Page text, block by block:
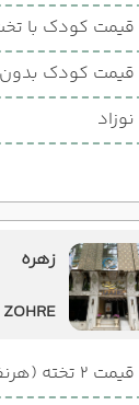
قیمت کودک با
قیمت کودک
نوزاد
زهره
ZOHRE
قیمت 2 تخته (هرنفر)